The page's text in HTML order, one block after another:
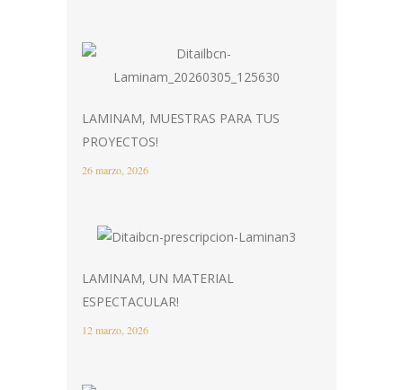
LAMINAM, MUESTRAS PARA TUS
PROYECTOS!
26 marzo, 2026
LAMINAM, UN MATERIAL
ESPECTACULAR!
12 marzo, 2026